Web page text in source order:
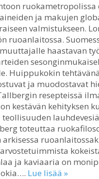
ja makujen
valmistukseen.
ruoanlaitossa.
haastavan
Huippukokin
ja muodostavat
resepteissä
kestävän kehityksen
teollisuuden
toteuttaa
ja kaviaaria on
Lue lisää »